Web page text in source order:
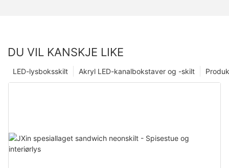
DU VIL KANSKJE LIKE
Akryl LED-kanalbokstaver og -skilt
LED-lysboksskilt